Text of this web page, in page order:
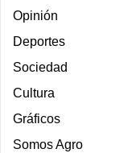
Opinión
Deportes
Sociedad
Cultura
Gráficos
Somos Agro